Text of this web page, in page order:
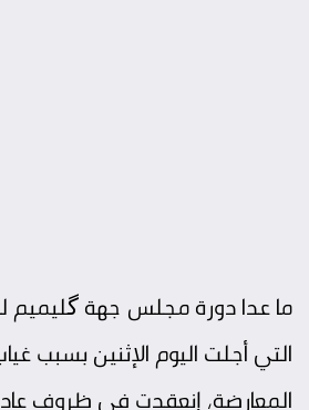
التي أجلت اليوم الإثنين بسبب
المعارضة، إنعقدت في ظروف